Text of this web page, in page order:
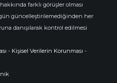
farklı görüşler olması
güncelleştirilemediğinden her
danışılarak kontrol edilmesi
- Kişisel Verilerin Korunması -